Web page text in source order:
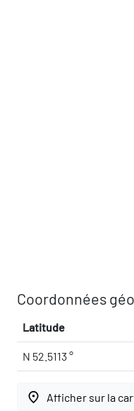
Coordonnées
Latitude
N 52.5113 °
place Afficher sur la